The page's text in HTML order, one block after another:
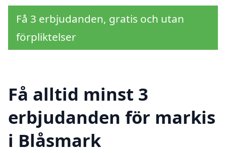
Få 3 erbjudanden, gratis och utan
förpliktelser
Få alltid minst 3
erbjudanden för markis
i Blåsmark